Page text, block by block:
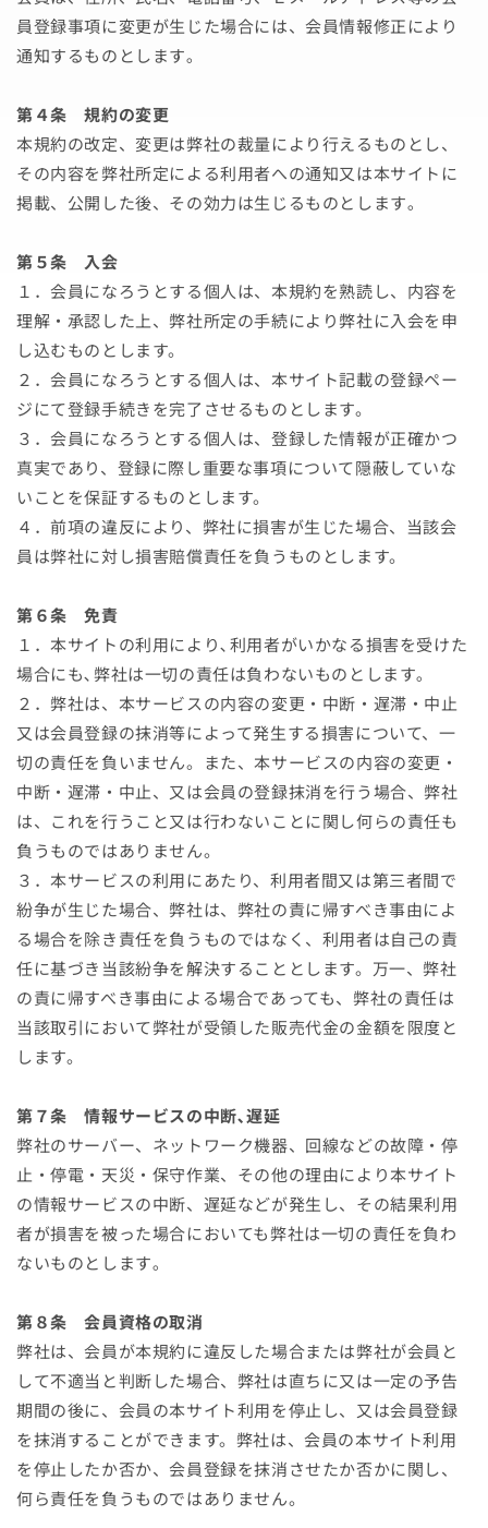
員登録事項に変更が生じた場合には、会員情報修正により
通知するものとします｡
第４条 規約の変更
本規約の改定、変更は弊社の裁量により行えるものとし、
その内容を弊社所定による利用者への通知又は本サイトに
掲載、公開した後、その効力は生じるものとします｡
第５条 入会
１．会員になろうとする個人は、本規約を熟読し、内容を
理解・承認した上、弊社所定の手続により弊社に入会を申
し込むものとします。
２．会員になろうとする個人は、本サイト記載の登録ペー
ジにて登録手続きを完了させるものとします。
３．会員になろうとする個人は、登録した情報が正確かつ
真実であり、登録に際し重要な事項について隠蔽していな
いことを保証するものとします。
４．前項の違反により、弊社に損害が生じた場合、当該会
員は弊社に対し損害賠償責任を負うものとします。
第６条 免責
１．本サイトの利用により､利用者がいかなる損害を受けた
場合にも､弊社は一切の責任は負わないものとします｡
２．弊社は、本サービスの内容の変更・中断・遅滞・中止
又は会員登録の抹消等によって発生する損害について、一
切の責任を負いません。また、本サービスの内容の変更・
中断・遅滞・中止、又は会員の登録抹消を行う場合、弊社
は、これを行うこと又は行わないことに関し何らの責任も
負うものではありません。
３．本サービスの利用にあたり、利用者間又は第三者間で
紛争が生じた場合、弊社は、弊社の責に帰すべき事由によ
る場合を除き責任を負うものではなく、利用者は自己の責
任に基づき当該紛争を解決することとします。万一、弊社
の責に帰すべき事由による場合であっても、弊社の責任は
当該取引において弊社が受領した販売代金の金額を限度と
します。
第７条 情報サービスの中断､遅延
弊社のサーバー、ネットワーク機器、回線などの故障・停
止・停電・天災・保守作業、その他の理由により本サイト
の情報サービスの中断、遅延などが発生し、その結果利用
者が損害を被った場合においても弊社は一切の責任を負わ
ないものとします｡
第８条 会員資格の取消
弊社は、会員が本規約に違反した場合または弊社が会員と
して不適当と判断した場合、弊社は直ちに又は一定の予告
期間の後に、会員の本サイト利用を停止し、又は会員登録
を抹消することができます。弊社は、会員の本サイト利用
を停止したか否か、会員登録を抹消させたか否かに関し、
何ら責任を負うものではありません。